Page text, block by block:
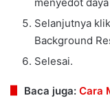
Selanjutnya
Background
Selesai.
Baca juga: Cara